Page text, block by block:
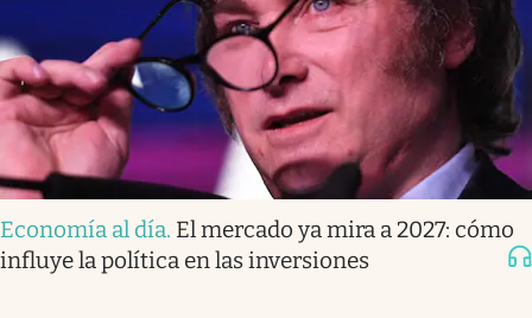
Economía al día. El mercado ya mira a 2027: cómo
influye la política en las inversiones